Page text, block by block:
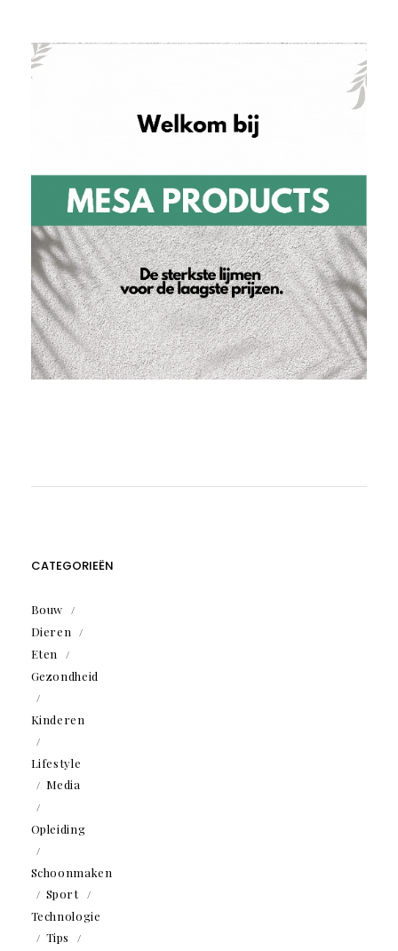
CATEGORIEËN
Bouw
Dieren
Eten
Gezondheid
Kinderen
Lifestyle
Media
Opleiding
Schoonmaken
Sport
Technologie
Tips